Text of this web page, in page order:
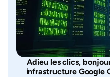
Adieu les clics,
infrastructure Google